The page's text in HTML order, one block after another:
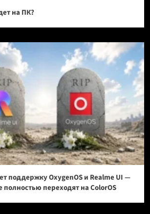
на ПК?
поддержку OxygenOS и Realme UI —
полностью переходят на ColorOS